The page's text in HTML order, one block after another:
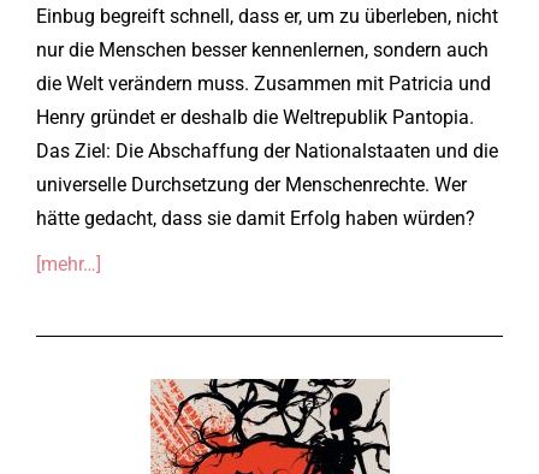
Einbug begreift schnell, dass er, um zu überleben, nicht
nur die Menschen besser kennenlernen, sondern auch
die Welt verändern muss. Zusammen mit Patricia und
Henry gründet er deshalb die Weltrepublik Pantopia.
Das Ziel: Die Abschaffung der Nationalstaaten und die
universelle Durchsetzung der Menschenrechte. Wer
hätte gedacht, dass sie damit Erfolg haben würden?
[mehr…]